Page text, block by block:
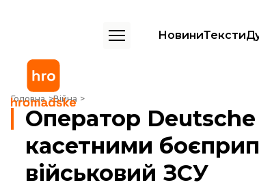
НовиниТексти
Головна Війна
Оператор Deutsche Welle поранений на Донбасі
Оператор
касетними
військовий ЗСУ